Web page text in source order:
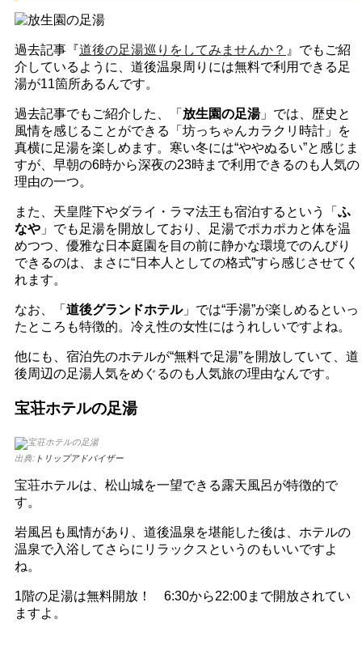
過去記事『道後の足湯巡りをしてみませんか？ 』でもご紹
介しているように、道後温泉周りには無料で利用できる足
湯が11箇所あるんです。
過去記事でもご紹介した、「 放生園の足湯」では、歴史と
風情を感じることができる「坊っちゃんカラクリ時計」を
真横に足湯を楽しめます。寒い冬には“ややぬるい”と感じま
すが、早朝の6時から深夜の23時まで利用できるのも人気の
理由の一つ。
また、天皇陛下やダライ・ラマ法王も宿泊するという「 ふ
なや 」でも足湯を開放しており、足湯でポカポカと体を温
めつつ、優雅な日本庭園を目の前に静かな環境でのんびり
できるのは、まさに“日本人としての格式”すら感じさせてく
れます。
なお、「 道後グランドホテル」では“手湯”が楽しめるといっ
たところも特徴的。冷え性の女性にはうれしいですよね。
他にも、宿泊先のホテルが“無料で足湯”を開放していて、道
後周辺の足湯人気をめぐるのも人気旅の理由なんです。
宝荘ホテルの足湯
出典: トリップアドバイザー
宝荘ホテルは、松山城を一望できる露天風呂が特徴的で
す。
岩風呂も風情があり、道後温泉を堪能した後は、ホテルの
温泉で入浴してさらにリラックスというのもいいですよ
ね。
1階の足湯は無料開放！ 6:30から22:00まで開放されてい
ますよ。